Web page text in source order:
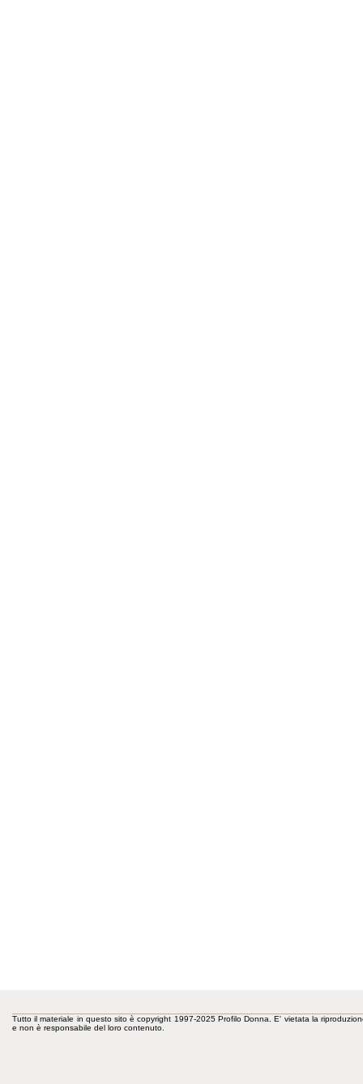
Tutto il materiale in questo sito è copyright 1997-2025 Profilo Donna. E' vietata la
e non è responsabile del loro contenuto.